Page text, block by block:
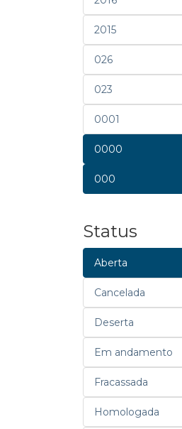
2015
026
023
0001
0000
000
Status
Aberta
Cancelada
Deserta
Em andamento
Fracassada
Homologada